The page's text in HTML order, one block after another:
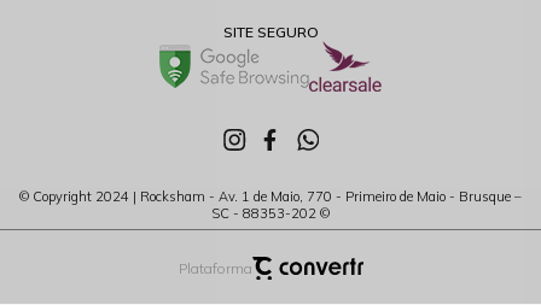
SITE SEGURO
© Copyright 2024 | Rocksham - Av. 1 de Maio, 770 - Primeiro de Maio - Brusque –
SC - 88353-202 ©
Plataforma